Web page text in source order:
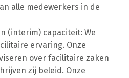
alle medewerkers in de
(interim) capaciteit: We
ervaring. Onze
over facilitaire zaken
zij beleid. Onze